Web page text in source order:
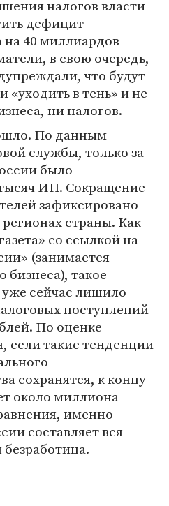
налогов власти
дефицит
40 миллиардов
в свою очередь,
что будут
«уходить в тень» и не
ни налогов.
По данным
службы, только за
было
ИП. Сокращение
зафиксировано
страны. Как
со ссылкой на
(занимается
бизнеса), такое
сейчас лишило
поступлений
По оценке
если такие тенденции
сохранятся, к концу
около миллиона
именно
составляет вся